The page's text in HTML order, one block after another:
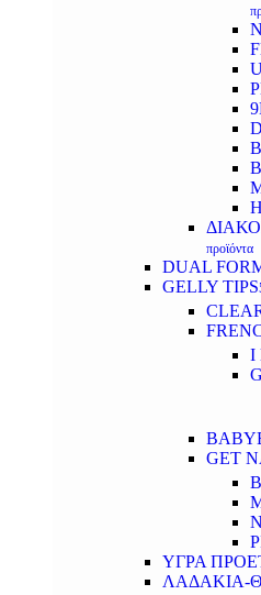
προϊόντα
DUAL
GELLY TIPS
I
GET
ΥΓΡΑ
ΛΑΔΑΚΙΑ-